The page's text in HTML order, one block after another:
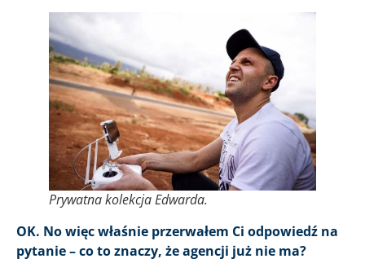
Prywatna kolekcja Edwarda.
OK. No więc właśnie przerwałem Ci odpowiedź na
pytanie – co to znaczy, że agencji już nie ma?